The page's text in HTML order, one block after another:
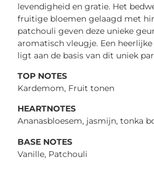
levendigheid en gratie. Het
fruitige bloemen gelaagd met
patchouli geven deze unieke
aromatisch vleugje. Een
ligt aan de basis van dit uniek
TOP NOTES
Kardemom, Fruit tonen
HEARTNOTES
Ananasbloesem, jasmijn, tonka
BASE NOTES
Vanille, Patchouli